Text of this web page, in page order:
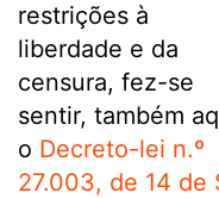
restrições à
liberdade e da
censura, fez-se
sentir, também
o Decreto-lei n.º
27.003, de 14 de